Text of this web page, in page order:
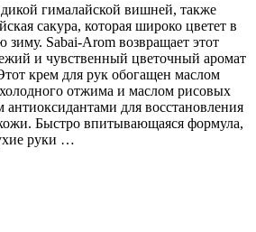
гималайской вишней, также
сакура, которая широко цветет в
Sabai-Arom возвращает этот
и чувственный цветочный аромат
крем для рук обогащен маслом
отжима и маслом рисовых
антиоксидантами для восстановления
Быстро впитывающаяся формула,
руки …